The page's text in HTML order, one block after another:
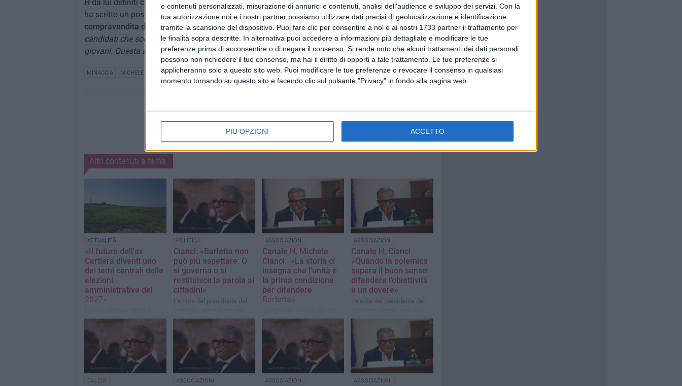
e contenuti personalizzati, misurazione di annunci e contenuti, analisi dell'audience e sviluppo dei servizi. Con la
tua autorizzazione noi e i nostri partner possiamo utilizzare dati precisi di geolocalizzazione e identificazione
tramite la scansione del dispositivo. Puoi fare clic per consentire a noi e ai nostri 1733 partner il trattamento per
le finalità sopra descritte. In alternativa puoi accedere a informazioni più dettagliate e modificare le tue
preferenze prima di acconsentire o di negare il consenso. Si rende noto che alcuni trattamenti dei dati personali
possono non richiedere il tuo consenso, ma hai il diritto di opporti a tale trattamento. Le tue preferenze si
applicheranno solo a questo sito web. Puoi modificare le tue preferenze o revocare il consenso in qualsiasi
momento tornando su questo sito e facendo clic sul pulsante "Privacy" in fondo alla pagina web.
PIÙ OPZIONI ACCETTO
H da lui definiti come « criminali»
. A distanza di qualche giorno, invece, sul suo profilo Facebook
ha scritto un post dal titolo "Vinca il migliore, non il più lestofante" in cui denunciava la
compravendita di voti: «Le elezioni comunali si avvicinano, sono tanti, troppi i rappresentanti dei
candidati che sono stati contattati per raccogliere i voti a fine competizione. In maggioranza
giovani. Questa attività viene retribuita con 50€».
MINACCIA MICHELE CIANCI
Altri contenuti a tema
ATTUALITÀ
«Il futuro dell'ex
Cartiera diventi uno
dei temi centrali delle
elezioni
amministrative del
2027»
Cianci, presidente
Operazione Aria Pulita BAT
POLITICA
Cianci: «Barletta non
può più aspettare. O
si governa o si
restituisce la parola ai
cittadini»
La nota del presidente del
pulita Bat
ASSOCIAZIONI
Canale H, Michele
Cianci: «La storia ci
insegna che l'unità è
la prima condizione
per difendere
Barletta»
comitato operazione aria
pulita Bat
ASSOCIAZIONI
Canale H, Cianci
«Quando la polemica
supera il buon senso:
difendere l'obiettività
è un dovere»
La nota del presidente del
Pulita
CALCIO ASSOCIAZIONI ASSOCIAZIONI ASSOCIAZIONI